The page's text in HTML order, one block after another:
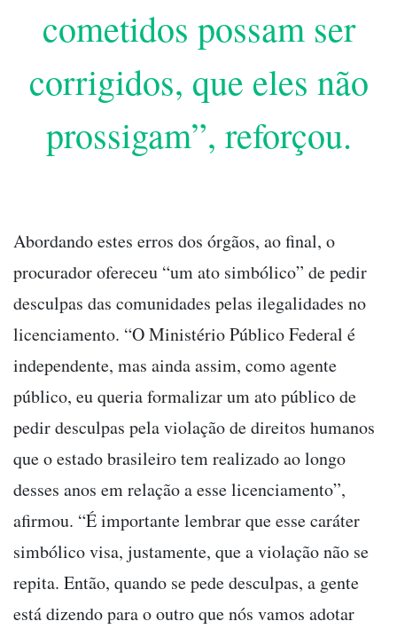
cometidos possam ser
corrigidos, que eles não
prossigam”, reforçou.
Abordando estes erros dos órgãos, ao final, o
procurador ofereceu “um ato simbólico” de pedir
desculpas das comunidades pelas ilegalidades no
licenciamento. “O Ministério Público Federal é
independente, mas ainda assim, como agente
público, eu queria formalizar um ato público de
pedir desculpas pela violação de direitos humanos
que o estado brasileiro tem realizado ao longo
desses anos em relação a esse licenciamento”,
afirmou. “É importante lembrar que esse caráter
simbólico visa, justamente, que a violação não se
repita. Então, quando se pede desculpas, a gente
está dizendo para o outro que nós vamos adotar